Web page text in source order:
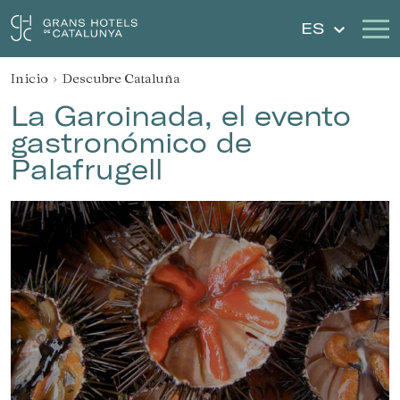
ES
Nuestros Hoteles Escapadas
Bodas Cheques Regalo
Mi reserva
Iniciar sesión Crear cuenta
Inicio Descubre Cataluña
La Garoinada, el evento
gastronómico de
Palafrugell